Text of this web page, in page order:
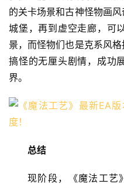
的关卡场景和古神怪物画
城堡，再到虚空走廊，可
景，而怪物们也是克系风
搞怪的无厘头剧情，成功
界。
总结
现阶段，《魔法工艺